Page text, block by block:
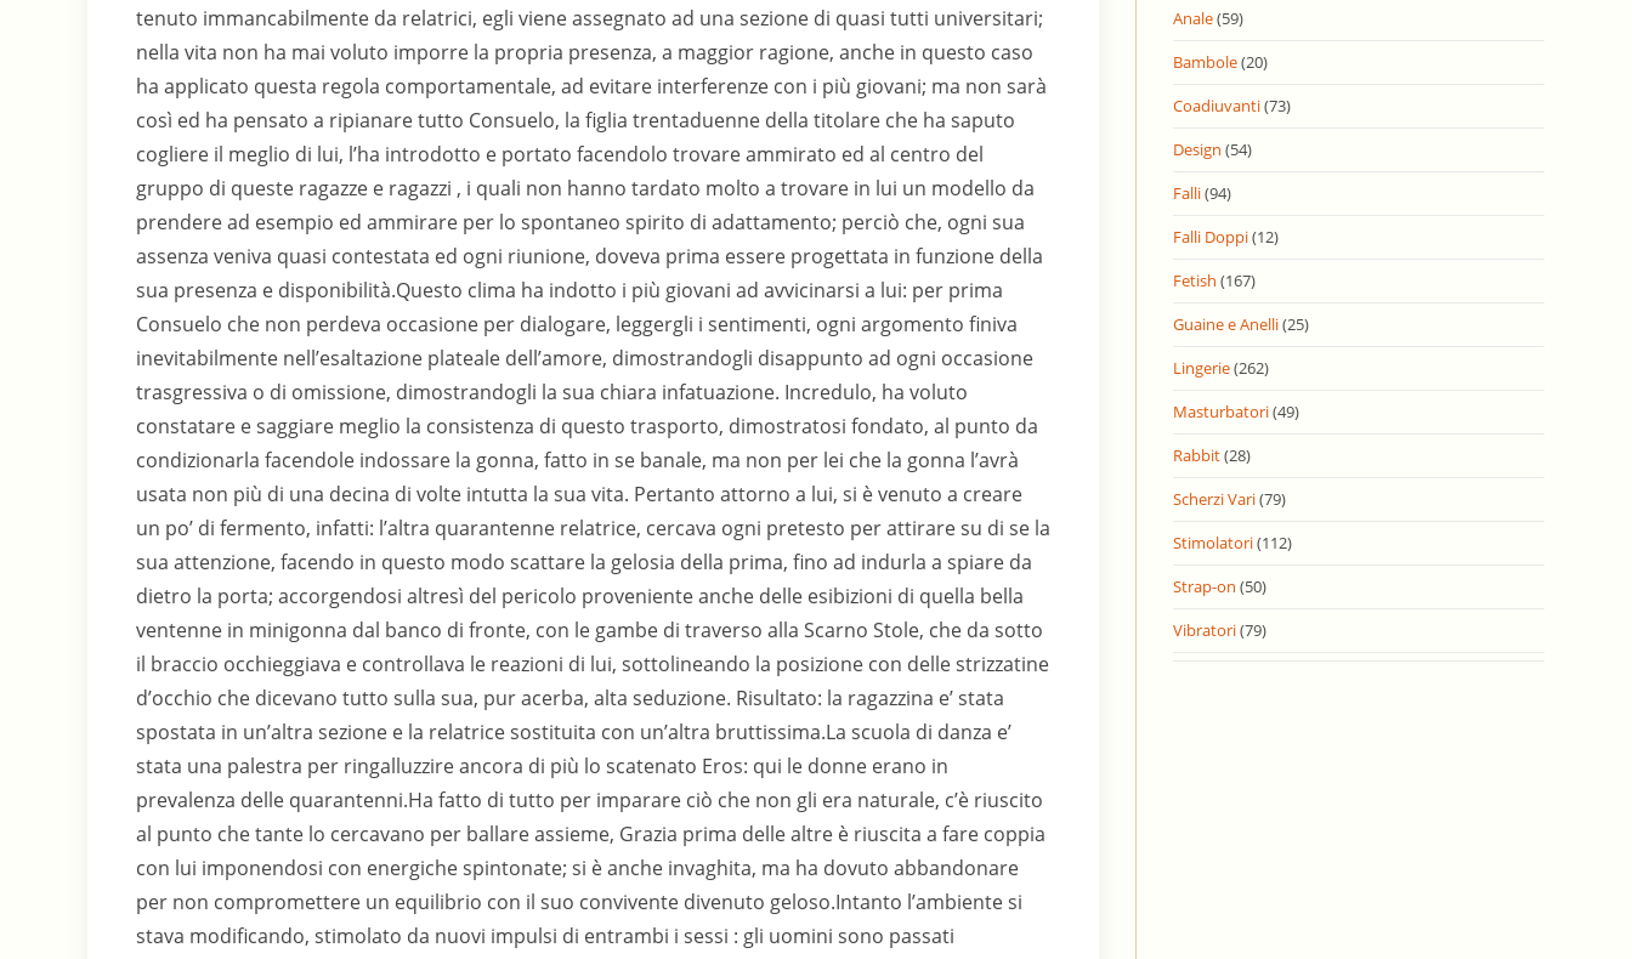
Anale(59)
Bambole(20)
Coadiuvanti(73)
Design (54)
Falli(94)
Falli Doppi(12)
Fetish (167)
Guaine e Anelli(25)
Lingerie(262)
Masturbatori(49)
Rabbit(28)
Scherzi Vari(79)
Stimolatori(112)
Strap-on (50)
Vibratori(79)